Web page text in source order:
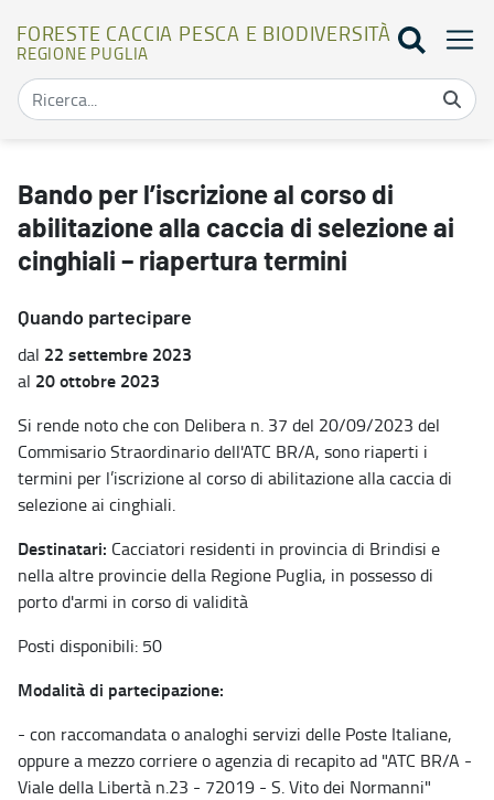
FORESTE CACCIA PESCA E BIODIVERSITÀ
REGIONE PUGLIA
Bando per l’iscrizione al corso di
abilitazione alla caccia di selezione ai
cinghiali – riapertura termini
Quando partecipare
dal 22 settembre 2023
al 20 ottobre 2023
Si rende noto che con Delibera n. 37 del 20/09/2023 del
Commisario Straordinario dell'ATC BR/A, sono riaperti i
termini per l’iscrizione al corso di abilitazione alla caccia di
selezione ai cinghiali.
Destinatari: Cacciatori residenti in provincia di Brindisi e
nella altre provincie della Regione Puglia, in possesso di
porto d'armi in corso di validità
Posti disponibili: 50
Modalità di partecipazione:
- con raccomandata o analoghi servizi delle Poste Italiane,
oppure a mezzo corriere o agenzia di recapito ad "ATC BR/A -
Viale della Libertà n.23 - 72019 - S. Vito dei Normanni"